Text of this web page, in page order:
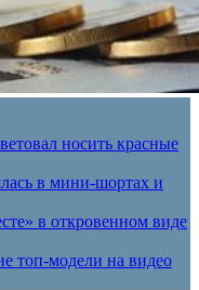
носить красные
в мини-шортах и
в откровенном виде
топ-модели на видео